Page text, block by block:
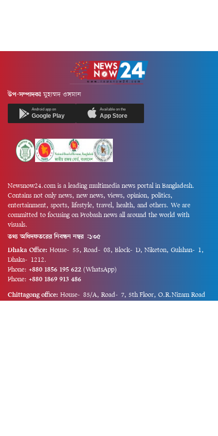
উপ-সম্পাদকঃ মুহাম্মদ ওসমান
Android app on
Google Play
Available on the
App Store
Newsnow24.com is a leading multimedia news portal in Bangladesh.
Contains not only news, new news, views, opinion, politics,
entertainment, sports, lifestyle, travel, health, and others. We are
committed to focusing on Probash news all around the world with
visuals.
তথ্য অধিদফতরের নিবন্ধন নম্বর :১৩৫
Dhaka Office: House-55, Road-08, Block-D, Niketon, Gulshan-1,
Dhaka-1212.
Phone: +880 1856 195 622 (WhatsApp)
Phone: +880 1869 913 486
Chittagong office: House-85/A, Road-7, 5th Floor, O.R.Nizam Road